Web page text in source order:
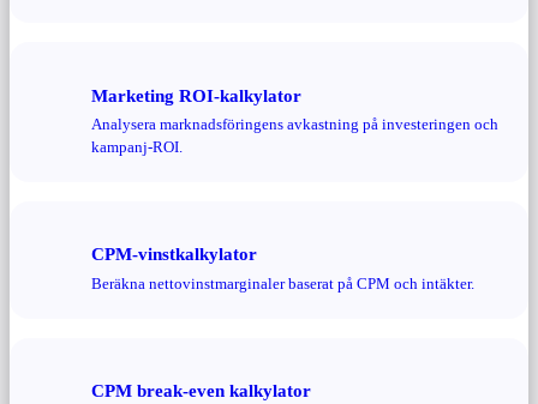
Marketing ROI-kalkylator
Analysera marknadsföringens avkastning på investeringen och
kampanj-ROI.
CPM-vinstkalkylator
Beräkna nettovinstmarginaler baserat på CPM och intäkter.
CPM break-even kalkylator